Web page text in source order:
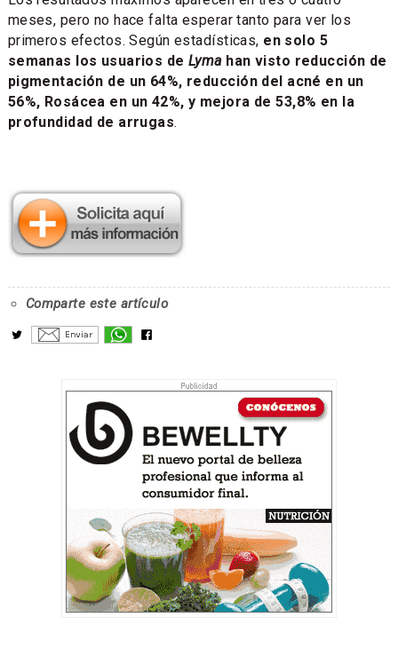
meses, pero no hace falta esperar tanto para ver los
primeros efectos. Según estadísticas, en solo 5
semanas los usuarios deLymahan visto reducción de
pigmentación de un 64%, reducción del acné en un
56%, Rosácea en un 42%, y mejora de 53,8% en la
profundidad de arrugas.
Comparte este artículo